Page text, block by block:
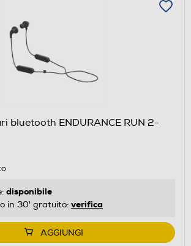
bluetooth ENDURANCE RUN 2-
disponibile
in 30' gratuito: verifica
AGGIUNGI